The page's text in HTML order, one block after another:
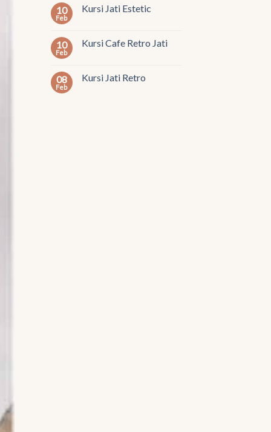
10
Feb
Kursi Jati Estetic
10
Feb
Kursi Cafe Retro Jati
08
Feb
Kursi Jati Retro